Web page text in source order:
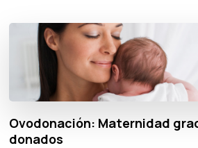
Ovodonación: Maternidad
donados